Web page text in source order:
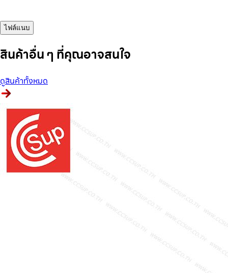
ไฟล์แนบ
สินค้าอื่น ๆ ที่คุณอาจสนใจ
ดูสินค้าทั้งหมด